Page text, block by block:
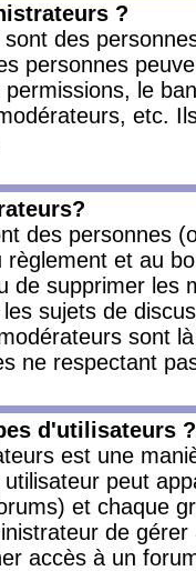
?
des
personnes
le
etc.
des personnes
règlement et au
de supprimer les
sujets de
sont
ne respectant
d'utilisateurs ?
est une
peut
et chaque
de
accès à un